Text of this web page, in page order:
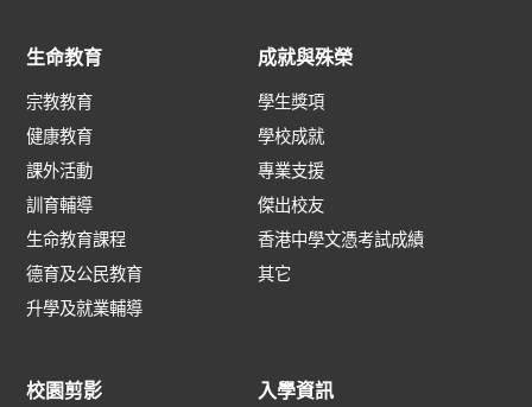
生命教育
宗教教育
健康教育
課外活動
訓育輔導
生命教育課程
德育及公民教育
升學及就業輔導
成就與殊榮
學生獎項
學校成就
專業支援
傑出校友
香港中學文憑考試成績
其它
校園剪影 入學資訊